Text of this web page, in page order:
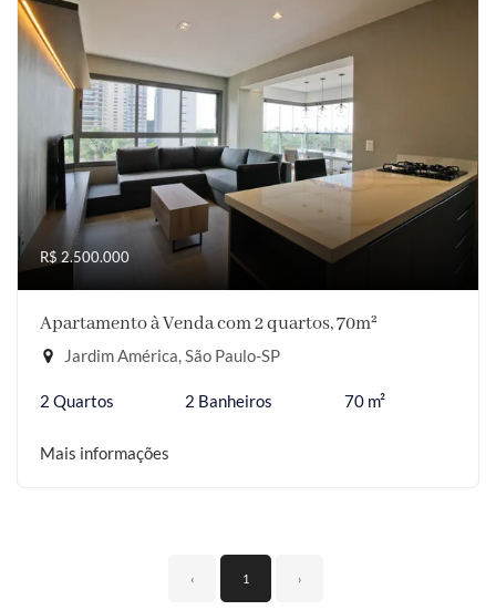
R$ 2.500.000
Apartamento à Venda com 2 quartos, 70m²
Jardim América, São Paulo-SP
2 Quartos 2 Banheiros 70 m²
Mais informações
‹ 1 ›